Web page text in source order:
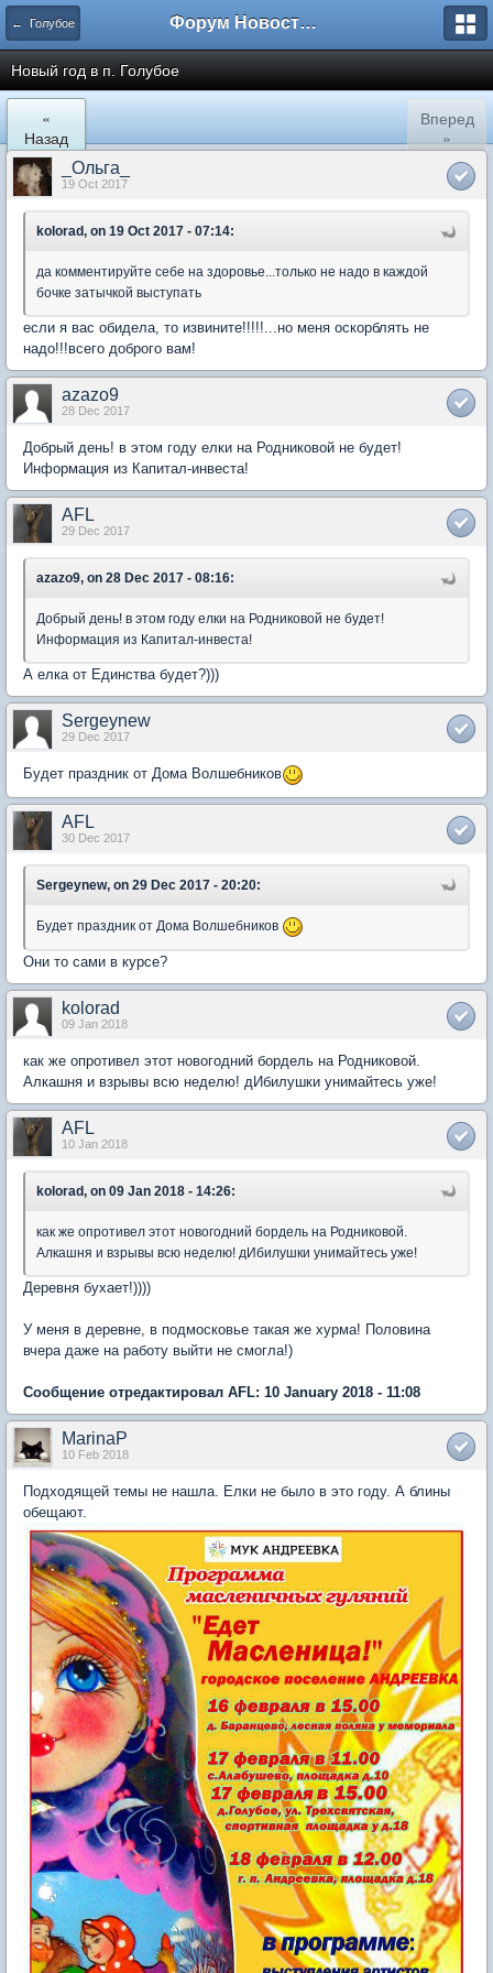
← Голубое Форум Новостройки
Новый год в п. Голубое
«
Назад
Вперед
»
_Ольга_
19 Oct 2017
kolorad, on 19 Oct 2017 - 07:14:
да комментируйте себе на здоровье...только не надо в каждой
бочке затычкой выступать
если я вас обидела, то извините!!!!!...но меня оскорблять не
надо!!!всего доброго вам!
azazo9
28 Dec 2017
Добрый день! в этом году елки на Родниковой не будет!
Информация из Капитал-инвеста!
AFL
29 Dec 2017
azazo9, on 28 Dec 2017 - 08:16:
Добрый день! в этом году елки на Родниковой не будет!
Информация из Капитал-инвеста!
А елка от Единства будет?)))
Sergeynew
29 Dec 2017
Будет праздник от Дома Волшебников
AFL
30 Dec 2017
Sergeynew, on 29 Dec 2017 - 20:20:
Будет праздник от Дома Волшебников
Они то сами в курсе?
kolorad
09 Jan 2018
как же опротивел этот новогодний бордель на Родниковой.
Алкашня и взрывы всю неделю! дИбилушки унимайтесь уже!
AFL
10 Jan 2018
kolorad, on 09 Jan 2018 - 14:26:
как же опротивел этот новогодний бордель на Родниковой.
Алкашня и взрывы всю неделю! дИбилушки унимайтесь уже!
Деревня бухает!))))
У меня в деревне, в подмосковье такая же хурма! Половина
вчера даже на работу выйти не смогла!)
Сообщение отредактировал AFL: 10 January 2018 - 11:08
MarinaP
10 Feb 2018
Подходящей темы не нашла. Елки не было в это году. А блины
обещают.